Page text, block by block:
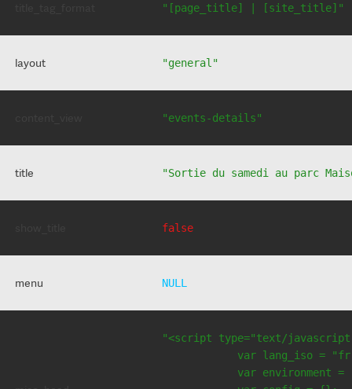
"[page_title] | [site_title]"
layout "general"
"events-details"
title "Sortie du samedi au parc
false
menu NULL
"<script type="text/
var lang_iso =
var environment =